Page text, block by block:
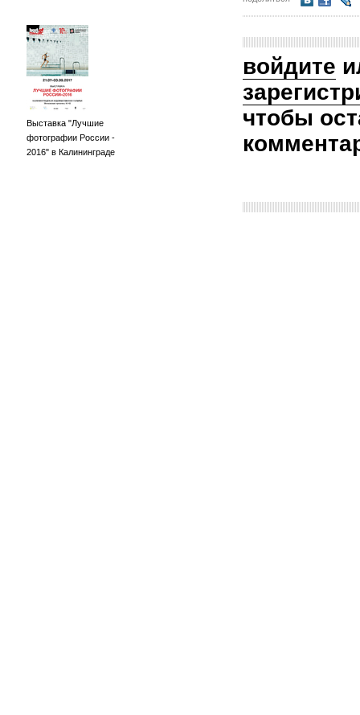
Выставка "Лучшие
фотографии России -
2016" в Калининграде
войдите
чтобы